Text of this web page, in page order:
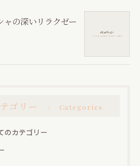
の深いリラクゼー
ゴリー Categories
のカテゴリー